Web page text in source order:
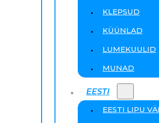
KLEPSUD
KÜÜNLAD
LUMEKUULID
MUNAD
EESTI
EESTI LIPU